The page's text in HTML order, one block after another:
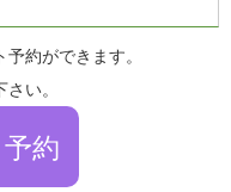
約ができます。
い。
約